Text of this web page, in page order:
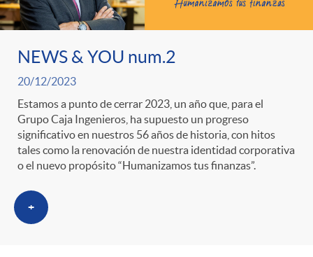
r
a
S
a
l
n
p
o
r
c
e
n
i
d
o
l
c
a
d
o
NEWS & YOU num.2
20/12/2023
Estamos a punto de cerrar 2023, un año que, para el
Grupo Caja Ingenieros, ha supuesto un progreso
significativo en nuestros 56 años de historia, con hitos
tales como la renovación de nuestra identidad corporativa
o el nuevo propósito “Humanizamos tus finanzas”.
+